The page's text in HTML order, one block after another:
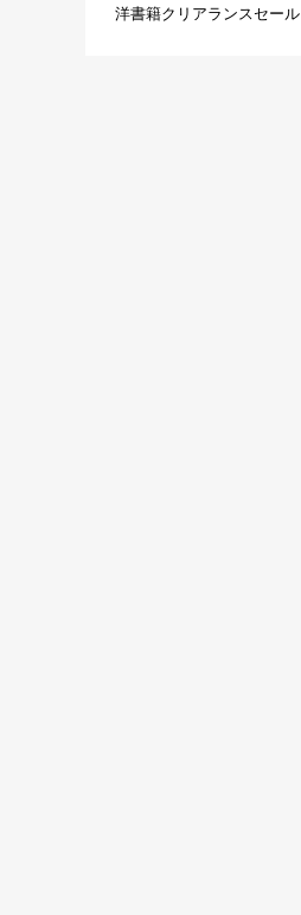
洋書籍クリアランスセール